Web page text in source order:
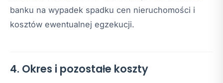
banku na wypadek spadku cen nieruchomości i
kosztów ewentualnej egzekucji.
4. Okres i pozostałe koszty